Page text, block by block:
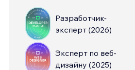
Разработчик-
эксперт (2026)
Эксперт по веб-
дизайну (2025)